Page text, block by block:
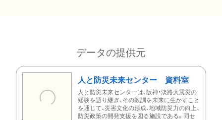
データの提供元
人と防災未来センター 資料室
人と防災未来センターは、阪神・淡路大震災の
経験を語り継ぎ、その教訓を未来に生かすこと
を通じて、災害文化の形成、地域防災力の向上、
防災政策の開発支援を図る施設である。同セ